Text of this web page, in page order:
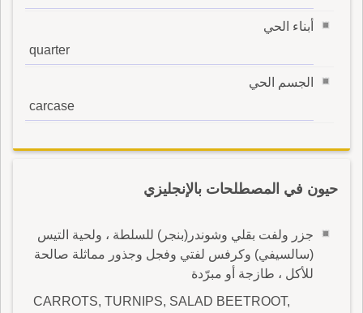
أبناء الحي
quarter
الجسم الحي
carcase
حيون في المصطلحات بالإنجليزي
جزر ولفت بقلي وشوندر(بنجر) للسلطة ، ولحية التيس
(سالسيفي) وكرفس لفتي وفجل وجذور مماثلة صالحة
للأكل ، طازجة أو مبرّدة
CARROTS, TURNIPS, SALAD BEETROOT,